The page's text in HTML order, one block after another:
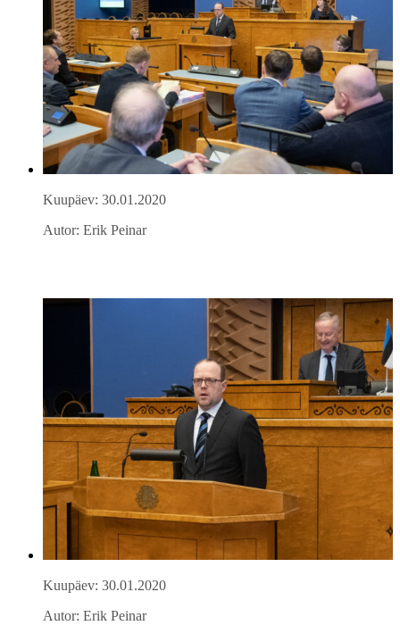
Kuupäev: 30.01.2020
Autor: Erik Peinar
Kuupäev: 30.01.2020
Autor: Erik Peinar